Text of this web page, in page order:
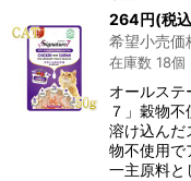
264円(税
希望小売価
在庫数 18個
オールステ
７」穀物
溶け込んだ
物不使用で
一主原料と